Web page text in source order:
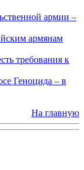
армии –
армянам
требования к
Геноцида – в
На главную